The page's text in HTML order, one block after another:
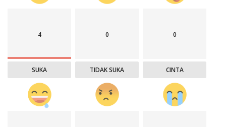
4
SUKA
0
TIDAK SUKA
0
CINTA